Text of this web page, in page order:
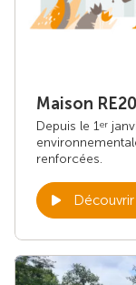
Maison
Depuis le 1er
renforcées.